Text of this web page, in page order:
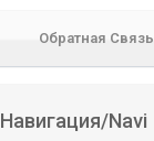
Навигация/Navi
Обратная Связь